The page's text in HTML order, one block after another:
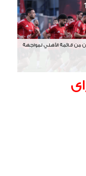
من قائمة الأهلي لمواجهة